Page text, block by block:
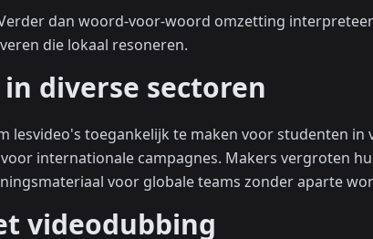
dan woord-voor-woord omzetting
die lokaal resoneren.
diverse sectoren
lesvideo's toegankelijk te maken voor studenten
internationale campagnes. Makers vergroten
voor globale teams zonder aparte
videodubbing